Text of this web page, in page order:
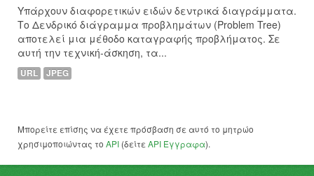
Υπάρχουν διαφορετικών ειδών δεντρικά διαγράμματα.
Το Δενδρικό διάγραμμα προβλημάτων (Problem Tree)
αποτελεί μια μέθοδο καταγραφής προβλήματος. Σε
αυτή την τεχνική-άσκηση, τα...
URL JPEG
Μπορείτε επίσης να έχετε πρόσβαση σε αυτό το μητρώο
χρησιμοποιώντας το API (δείτε API Έγγραφα).